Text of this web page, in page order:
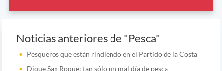
Noticias anteriores de "Pesca"
Pesqueros que están rindiendo en el Partido de la Costa
Dique San Roque: tan sólo un mal día de pesca